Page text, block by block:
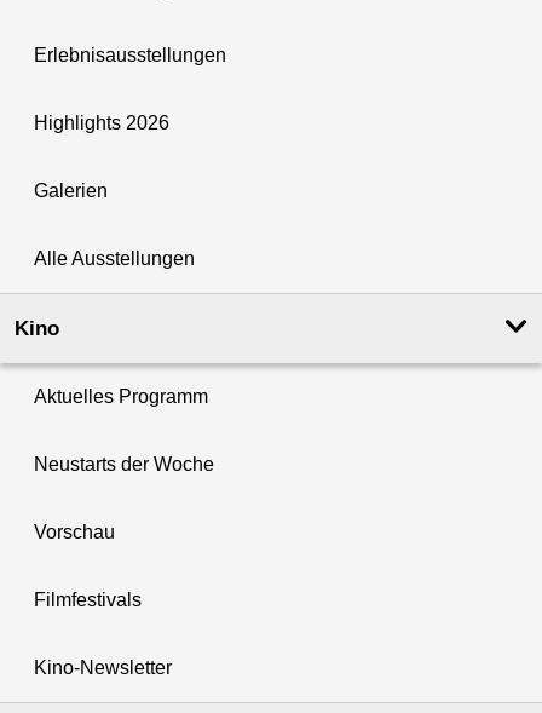
Erlebnisausstellungen
Highlights 2026
Galerien
Alle Ausstellungen
Kino
Aktuelles Programm
Neustarts der Woche
Vorschau
Filmfestivals
Kino-Newsletter